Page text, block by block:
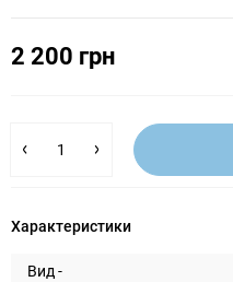
2 200 грн
Характеристики
Вид -